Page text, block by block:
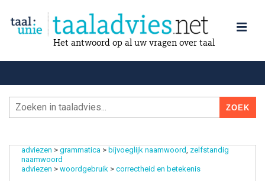
Het antwoord op al uw vragen over taal
adviezen > grammatica > bijvoeglijk naamwoord zelfstandig
naamwoord
adviezen > woordgebruik > correctheid en betekenis